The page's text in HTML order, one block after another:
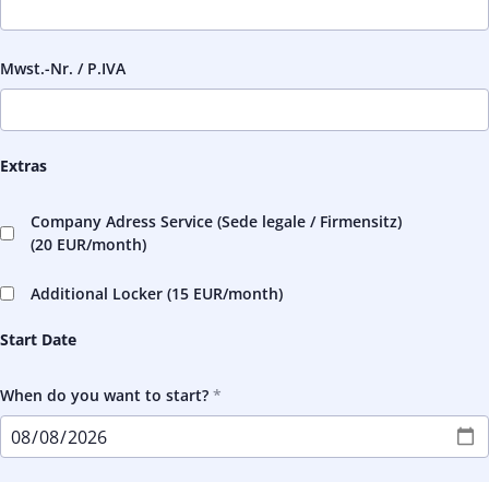
Mwst.-Nr. / P.IVA
Extras
Company Adress Service (Sede legale / Firmensitz)
(20 EUR/month)
Additional Locker (15 EUR/month)
Start Date
When do you want to start?